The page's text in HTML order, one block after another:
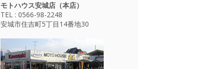
モトハウス安城店（本店）
TEL : 0566-98-2248
安城市住吉町5丁目14番地30